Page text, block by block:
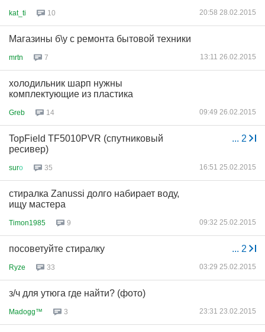
kat_ti 10 20:58 28.02.2015
Магазины б\у с ремонта бытовой техники
mrtn 7 13:11 26.02.2015
холодильник шарп нужны
комплектующие из пластика
Greb 14 09:49 26.02.2015
... 2
TopField TF5010PVR (спутниковый
ресивер)
surо 35 16:51 25.02.2015
стиралка Zanussi долго набирает воду,
ищу мастера
Timon1985 9 09:32 25.02.2015
... 2
посоветуйте стиралку
Ryze 33 03:29 25.02.2015
з/ч для утюга где найти? (фото)
Madogg™ 3 23:31 23.02.2015